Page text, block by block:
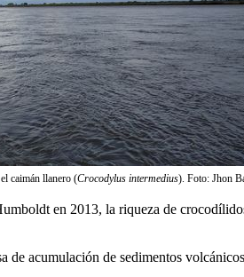
caimán llanero (Crocodylus intermedius). Foto: Jhon
en 2013, la riqueza de
acumulación de sedimentos